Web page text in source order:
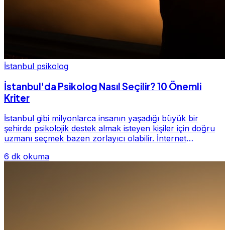
İstanbul psikolog
İstanbul'da Psikolog Nasıl Seçilir? 10 Önemli
Kriter
İstanbul gibi milyonlarca insanın yaşadığı büyük bir
şehirde psikolojik destek almak isteyen kişiler için doğru
uzmanı seçmek bazen zorlayıcı olabilir. İnternet
6 dk okuma